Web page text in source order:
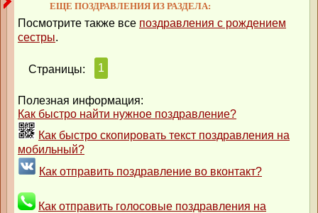
ЕЩЕ ПОЗДРАВЛЕНИЯ ИЗ РАЗДЕЛА:
Посмотрите также все поздравления с рождением
сестры.
Страницы: 1
Полезная информация:
Как быстро найти нужное поздравление?
Как быстро скопировать текст поздравления на
мобильный?
Как отправить поздравление во вконтакт?
Как отправить голосовые поздравления на